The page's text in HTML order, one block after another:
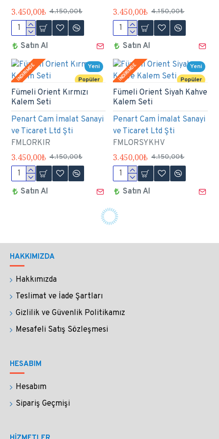
3.450,00₺ 4.150,00₺
Satın Al
3.450,00₺ 4.150,00₺
Satın Al
Yeni
Popüler
İNDİRİMDE
Penart Cam İmalat Sanayi
ve Ticaret Ltd Şti
FMLORKIR
Fümeli Orient Kırmızı
Kalem Seti
3.450,00₺ 4.150,00₺
Satın Al
Yeni
Popüler
İNDİRİMDE
Penart Cam İmalat Sanayi
ve Ticaret Ltd Şti
FMLORSYKHV
Fümeli Orient Siyah Kahve
Kalem Seti
3.450,00₺ 4.150,00₺
Satın Al
HAKKIMIZDA
Hakkımızda
Teslimat ve İade Şartları
Gizlilik ve Güvenlik Politikamız
Mesafeli Satış Sözleşmesi
HESABIM
Hesabım
Sipariş Geçmişi